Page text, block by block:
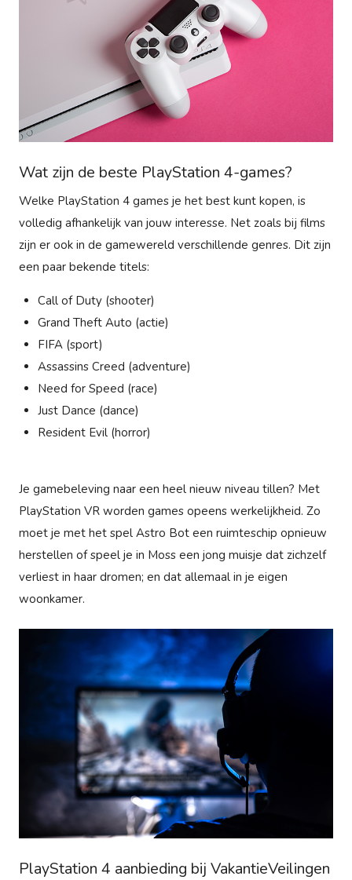
Wat zijn de beste PlayStation 4-games?
Welke PlayStation 4 games je het best kunt kopen, is
volledig afhankelijk van jouw interesse. Net zoals bij films
zijn er ook in de gamewereld verschillende genres. Dit zijn
een paar bekende titels:
Call of Duty (shooter)
Grand Theft Auto (actie)
FIFA (sport)
Assassins Creed (adventure)
Need for Speed (race)
Just Dance (dance)
Resident Evil (horror)
Je gamebeleving naar een heel nieuw niveau tillen? Met
PlayStation VR worden games opeens werkelijkheid. Zo
moet je met het spel Astro Bot een ruimteschip opnieuw
herstellen of speel je in Moss een jong muisje dat zichzelf
verliest in haar dromen; en dat allemaal in je eigen
woonkamer.
PlayStation 4 aanbieding bij VakantieVeilingen